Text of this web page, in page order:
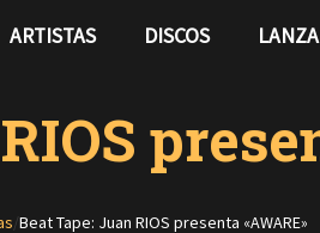
ARTISTAS DISCOS
/Beat Tape: Juan RIOS presenta «AWARE»